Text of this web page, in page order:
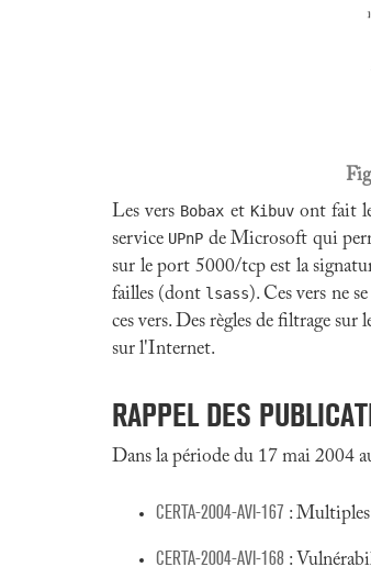
Les vers Bobax et Kibuvont fait
service UPnP de Microsoft qui
sur le port 5000/tcp est la
failles (dont lsass). Ces vers ne
ces vers. Des règles de filtrage
sur l'Internet.
RAPPEL DES
Dans la période du 17 mai 2004
CERTA-2004-AVI-167 :
CERTA-2004-AVI-168 :